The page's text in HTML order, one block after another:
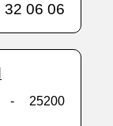
06 06
- 25200